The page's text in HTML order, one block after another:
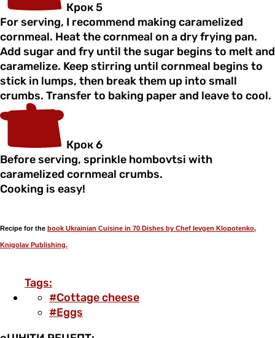
Крок 5
For serving, I recommend making caramelized
cornmeal. Heat the cornmeal on a dry frying pan.
Add sugar and fry until the sugar begins to melt and
caramelize. Keep stirring until cornmeal begins to
stick in lumps, then break them up into small
crumbs. Transfer to baking paper and leave to cool.
Крок 6
Before serving, sprinkle hombovtsi with
caramelized cornmeal crumbs.
Cooking is easy!
Recipe fоr the book Ukrainian Cuisine in 70 Dishes by Chef Ievgen Klopotenko,
Knigolav Publishing.
Tags:
#Cottage cheese
#Eggs